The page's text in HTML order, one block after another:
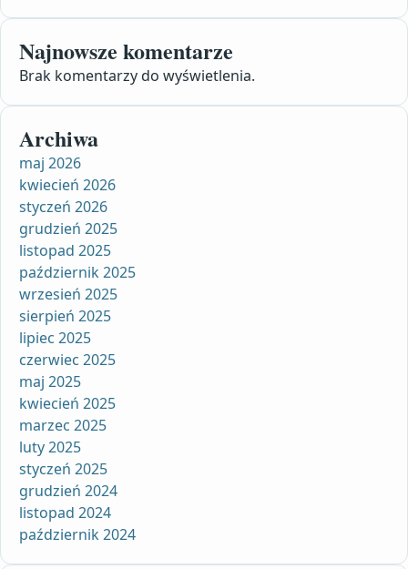
Najnowsze komentarze
Brak komentarzy do wyświetlenia.
Archiwa
maj 2026
kwiecień 2026
styczeń 2026
grudzień 2025
listopad 2025
październik 2025
wrzesień 2025
sierpień 2025
lipiec 2025
czerwiec 2025
maj 2025
kwiecień 2025
marzec 2025
luty 2025
styczeń 2025
grudzień 2024
listopad 2024
październik 2024